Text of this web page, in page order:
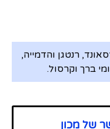
רנטגן והדמייה,
ברך וקרסול.
של מכון